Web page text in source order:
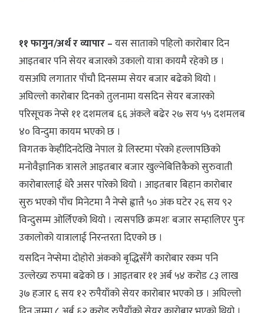
११ फागुन/अर्थ र व्यापार –यस साताको पहिलो कारोबार दिन
आइतबार पनि सेयर बजारको उकालो यात्रा कायमै रहेको छ ।
यसअघि लगातार पाँचौ दिनसम्म सेयर बजार बढेको थियो ।
अघिल्लो कारोबार दिनको तुलनामा यसदिन सेयर बजारको
परिसूचक नेप्से ११ दशमलब ६६ अंकले बढेर २७ सय ५५ दशमलब
४० विन्दुमा कायम भएको छ ।
विगतक केहीदिनदेखि नेपाल ग्रे लिस्टमा परेको हल्लापछिको
मनोवैज्ञानिक त्रासले आइतबार बजार खुल्नेबित्तिकैको सुरुवाती
कारोबारलाई धेरै असर पारेको थियो । आइतबार बिहान कारोबार
सुरु भएको पाँच मिनेटमा नै नेप्से ह्वात्तै ५० अंक घटेर २६ सय ९२
विन्दुसम्म ओर्लिएको थियो । त्यसपछि क्रमशः बजार सम्हालिएर पुनः
उकालोको यात्रालाई निरन्तरता दिएको छ ।
यसदिन नेप्सेमा दोहोरो अंकको बृद्धिसँगै कारोबार रकम पनि
उल्लेख्य रुपमा बढेको छ । आइतबार ११ अर्ब ५४ करोड ८३ लाख
३७ हजार ६ सय १२ रुपैयाँको सेयर कारोबार भएको छ । अघिल्लो